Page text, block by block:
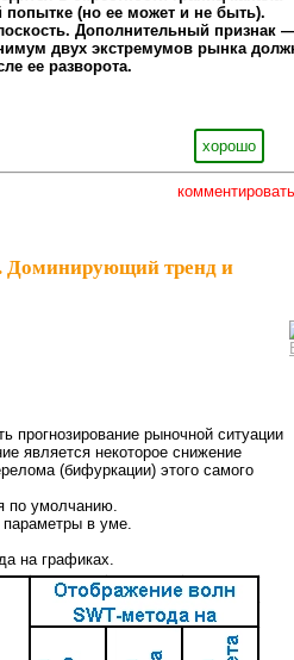
(но ее может и не быть).
Дополнительный признак
двух экстремумов рынка
ее разворота.
хорошо
комментировать
Доминирующий тренд и
прогнозирование рыночной ситуации
является некоторое снижение
(бифуркации) этого самого
по умолчанию.
в уме.
на графиках.